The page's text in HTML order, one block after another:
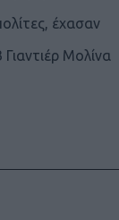
έχασαν
Μολίνα